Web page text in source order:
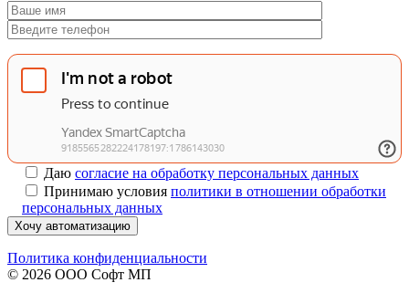
Даю согласие на обработку персональных данных
Принимаю условия политики в отношении обработки
персональных данных
Хочу автоматизацию
Политика конфиденциальности
© 2026 ООО Софт МП